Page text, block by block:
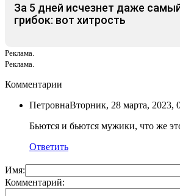
За 5 дней исчезнет даже
грибок: вот хитрость
Реклама.
Реклама.
Комментарии
ПетровнаВторник, 28 марта, 2023,
Бьются и бьются мужики, что же
Ответить
Имя:
Комментарий: